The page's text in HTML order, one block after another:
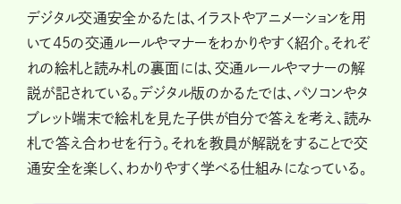
デジタル交通安全かるたは、イラストやアニメーションを用
いて45の交通ルールやマナーをわかりやすく紹介。それぞ
れの絵札と読み札の裏面には、交通ルールやマナーの解
説が記されている。デジタル版のかるたでは、パソコンやタ
ブレット端末で絵札を見た子供が自分で答えを考え、読み
札で答え合わせを行う。それを教員が解説をすることで交
通安全を楽しく、わかりやすく学べる仕組みになっている。